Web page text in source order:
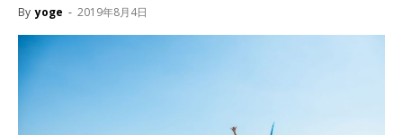
By yoge - 2019年8月4日